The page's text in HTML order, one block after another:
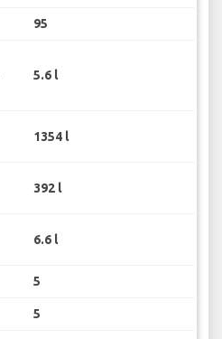
95
5.6 l
1354 l
392 l
6.6 l
5
5